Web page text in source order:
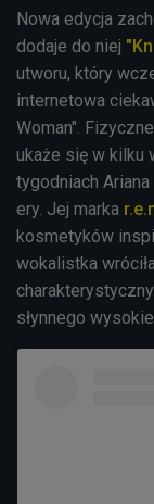
Nowa edycja
dodaje do niej
utworu, który
internetowa
Woman".
ukaże się w kilku
tygodniach
ery. Jej marka
kosmetyków
wokalistka
słynnego